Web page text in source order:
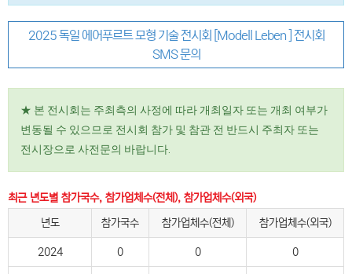
2025 독일 에어푸르트 모형 기술 전시회 [Modell Leben ] 전시회
SMS 문의
★ 본 전시회는 주최측의 사정에 따라 개최일자 또는 개최 여부가
변동될 수 있으므로 전시회 참가 및 참관 전 반드시 주최자 또는
전시장으로 사전문의 바랍니다.
최근 년도별 참가국수, 참가업체수(전체), 참가업체수(외국)
년도
참가국수 참가업체수(전체) 참가업체수(외국)
2024 0 0 0